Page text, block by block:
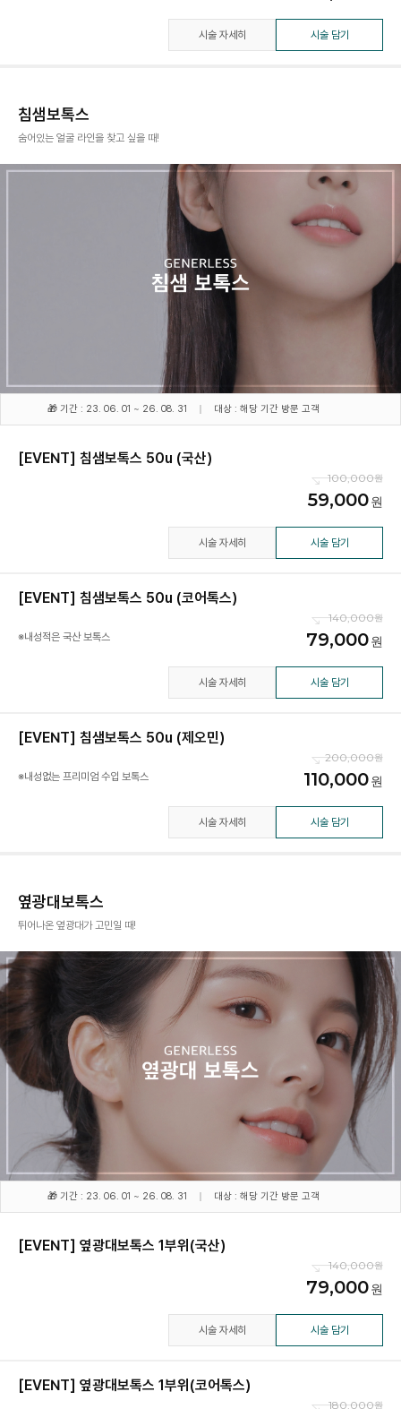
시술 자세히 시술 담기
침샘보톡스
숨어있는 얼굴 라인을 찾고 싶을 때!
🎁 기간 : 23. 06. 01 ~ 26. 08. 31 대상 : 해당 기간 방문 고객
[EVENT] 침샘보톡스 50u (국산)
100,000
59,000
시술 자세히 시술 담기
[EVENT] 침샘보톡스 50u (코어톡스)
※내성적은 국산 보톡스
140,000
79,000
시술 자세히 시술 담기
[EVENT] 침샘보톡스 50u (제오민)
※내성없는 프리미엄 수입 보톡스
200,000
110,000
시술 자세히 시술 담기
옆광대보톡스
튀어나온 옆광대가 고민일 때!
🎁 기간 : 23. 06. 01 ~ 26. 08. 31 대상 : 해당 기간 방문 고객
[EVENT] 옆광대보톡스 1부위(국산)
140,000
79,000
시술 자세히 시술 담기
[EVENT] 옆광대보톡스 1부위(코어톡스)
180,000